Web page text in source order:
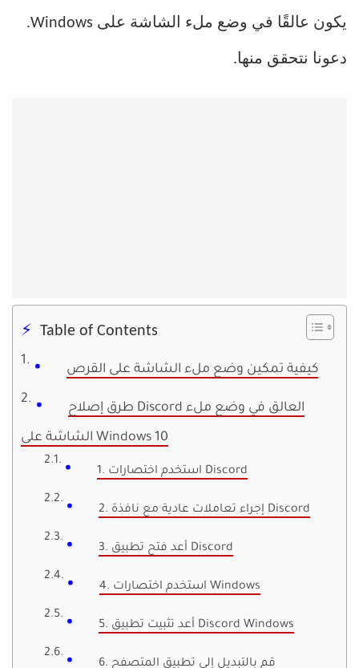
يكون عالقًا في وضع ملء الشاشة على Windows.
دعونا نتحقق منها.
Table of Contents
كيفية تمكين وضع ملء الشاشة على القرص
طرق إصلاح Discord العالق في وضع ملء
الشاشة على Windows 10
1. استخدم اختصارات Discord
2. إجراء تعاملات عادية مع نافذة Discord
3. أعد فتح تطبيق Discord
4. استخدم اختصارات Windows
5. أعد تثبيت تطبيق Discord Windows
6. قم بالتبديل إلى تطبيق المتصفح